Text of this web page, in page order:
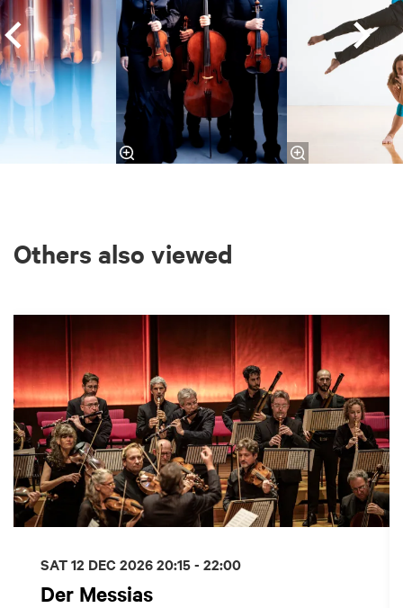
Others also viewed
Der Messias
SAT 12 DEC 202620:15 - 22:00